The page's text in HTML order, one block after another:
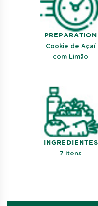
PREPARATION
Cookie de Açaí
com Limão
INGREDIENTES
7 Itens